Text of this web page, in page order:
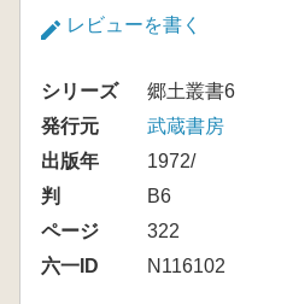
レビューを書く
シリーズ
郷土叢書6
発行元
武蔵書房
出版年
1972/
判
B6
ページ
322
六一ID
N116102